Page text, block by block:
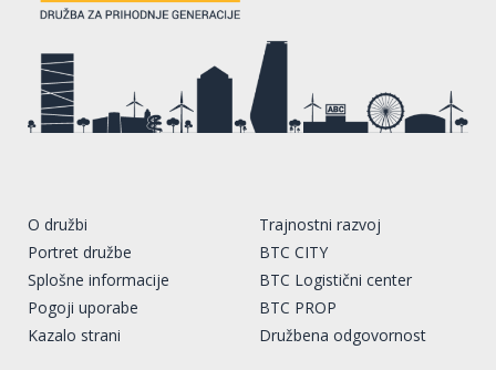
O družbi
Portret družbe
Splošne informacije
Pogoji uporabe
Kazalo strani
Trajnostni razvoj
BTC CITY
BTC Logistični center
BTC PROP
Družbena odgovornost